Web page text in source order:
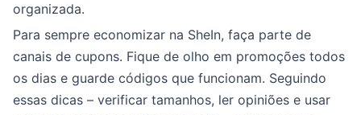
organizada.
Para sempre economizar na SheIn, faça parte de
canais de cupons. Fique de olho em promoções todos
os dias e guarde códigos que funcionam. Seguindo
essas dicas – verificar tamanhos, ler opiniões e usar